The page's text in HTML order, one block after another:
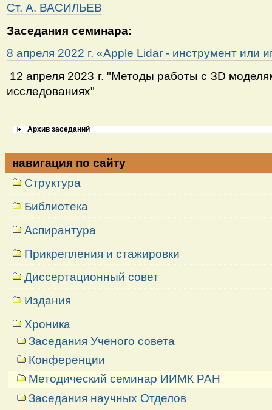
Ст. А. ВАСИЛЬЕВ
Заседания семинара:
8 апреля 2022 г. «Apple Lidar - инструмент или
12 апреля 2023 г. "Методы работы с 3D
исследованиях"
Архив заседаний
навигация по сайту
Структура
Библиотека
Аспирантура
Прикрепления и стажировки
Диссертационный совет
Издания
Хроника
Заседания Ученого совета
Конференции
Методический семинар ИИМК РАН
Заседания научных Отделов